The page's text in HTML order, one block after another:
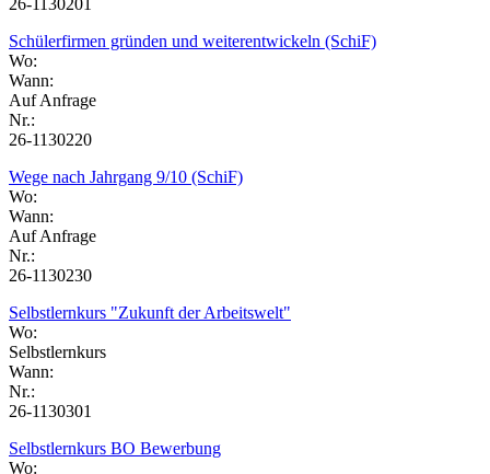
Schülerfirmen gründen und weiterentwickeln (SchiF)
Wo:
Wann:
Auf Anfrage
Nr.:
26-1130220
Wege nach Jahrgang 9/10 (SchiF)
Wo:
Wann:
Auf Anfrage
Nr.:
26-1130230
Selbstlernkurs "Zukunft der Arbeitswelt"
Wo:
Selbstlernkurs
Wann:
Nr.:
26-1130301
Selbstlernkurs BO Bewerbung
Wo: